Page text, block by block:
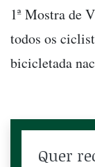
1ª Mostra de
todos os
bicicletada
Quer